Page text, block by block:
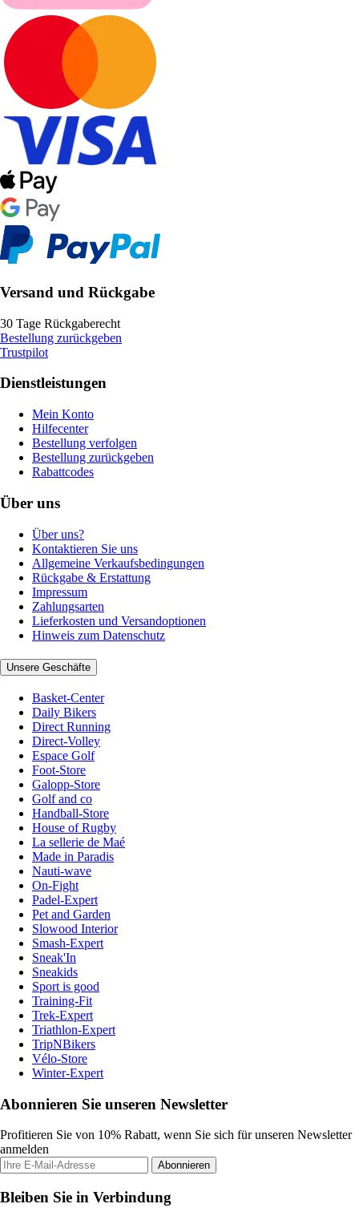
Versand und Rückgabe
30 Tage Rückgaberecht
Bestellung zurückgeben
Trustpilot
Dienstleistungen
Mein Konto
Hilfecenter
Bestellung verfolgen
Bestellung zurückgeben
Rabattcodes
Über uns
Über uns?
Kontaktieren Sie uns
Allgemeine Verkaufsbedingungen
Rückgabe & Erstattung
Impressum
Zahlungsarten
Lieferkosten und Versandoptionen
Hinweis zum Datenschutz
Unsere Geschäfte
Basket-Center
Daily Bikers
Direct Running
Direct-Volley
Espace Golf
Foot-Store
Galopp-Store
Golf and co
Handball-Store
House of Rugby
La sellerie de Maé
Made in Paradis
Nauti-wave
On-Fight
Padel-Expert
Pet and Garden
Slowood Interior
Smash-Expert
Sneak'In
Sneakids
Sport is good
Training-Fit
Trek-Expert
Triathlon-Expert
TripNBikers
Vélo-Store
Winter-Expert
Abonnieren Sie unseren Newsletter
Profitieren Sie von 10% Rabatt, wenn Sie sich für unseren Newsletter
anmelden
Abonnieren
Bleiben Sie in Verbindung